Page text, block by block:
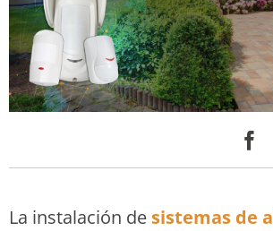
La instalación de sistemas de